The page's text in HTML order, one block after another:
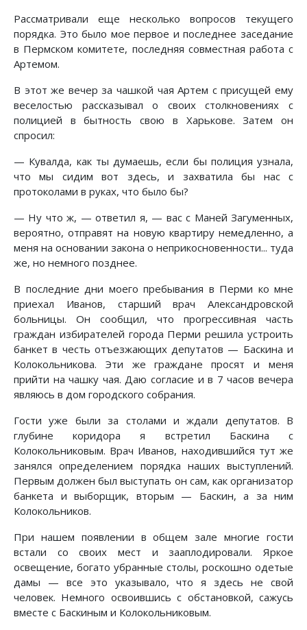
Рассматривали еще несколько вопросов текущего
порядка. Это было мое первое и последнее заседание
в Пермском комитете, последняя совместная работа с
Артемом.
В этот же вечер за чашкой чая Артем с присущей ему
веселостью рассказывал о своих столкновениях с
полицией в бытность свою в Харькове. Затем он
спросил:
— Кувалда, как ты думаешь, если бы полиция узнала,
что мы сидим вот здесь, и захватила бы нас с
протоколами в руках, что было бы?
— Ну что ж, — ответил я, — вас с Маней Загуменных,
вероятно, отправят на новую квартиру немедленно, а
меня на основании закона о неприкосновенности... туда
же, но немного позднее.
В последние дни моего пребывания в Перми ко мне
приехал Иванов, старший врач Александровской
больницы. Он сообщил, что прогрессивная часть
граждан избирателей города Перми решила устроить
банкет в честь отъезжающих депутатов — Баскина и
Колокольникова. Эти же граждане просят и меня
прийти на чашку чая. Даю согласие и в 7 часов вечера
являюсь в дом городского собрания.
Гости уже были за столами и ждали депутатов. В
глубине коридора я встретил Баскина с
Колокольниковым. Врач Иванов, находившийся тут же
занялся определением порядка наших выступлений.
Первым должен был выступать он сам, как организатор
банкета и выборщик, вторым — Баскин, а за ним
Колокольников.
При нашем появлении в общем зале многие гости
встали со своих мест и зааплодировали. Яркое
освещение, богато убранные столы, роскошно одетые
дамы — все это указывало, что я здесь не свой
человек. Немного освоившись с обстановкой, сажусь
вместе с Баскиным и Колокольниковым.